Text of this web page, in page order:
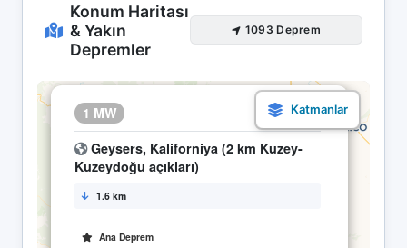
Konum Haritası
& Yakın
Depremler
1093 Deprem
1 MW 03.05 00:38
Geysers, Kaliforniya (2 km Kuzey-
Kuzeydoğu açıkları)
1.6 km
Ana Deprem
×